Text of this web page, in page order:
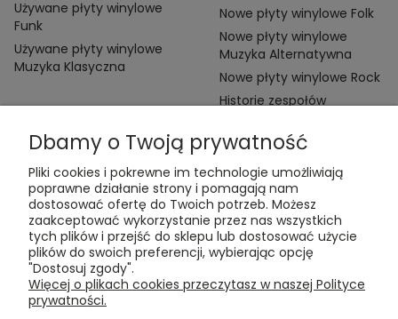
Używane płyty winylowe
Funk
Używane płyty winylowe
Muzyka Klasyczna
Nowe płyty winylowe Folk
Nowe płyty winylowe
Muzyka Alternatywna
Nowe płyty winylowe Rock
Historie zespołów
Kontakt:
t:+48 609 155 327
e:vinyltamka@gmail.com
ul. Chmielna 20, 00-020 Warszawa
Dbamy o Twoją prywatność
Pliki cookies i pokrewne im technologie umożliwiają
poprawne działanie strony i pomagają nam
dostosować ofertę do Twoich potrzeb. Możesz
zaakceptować wykorzystanie przez nas wszystkich
tych plików i przejść do sklepu lub dostosować użycie
plików do swoich preferencji, wybierając opcję
"Dostosuj zgody".
Więcej o plikach cookies przeczytasz w naszej Polityce
prywatności.